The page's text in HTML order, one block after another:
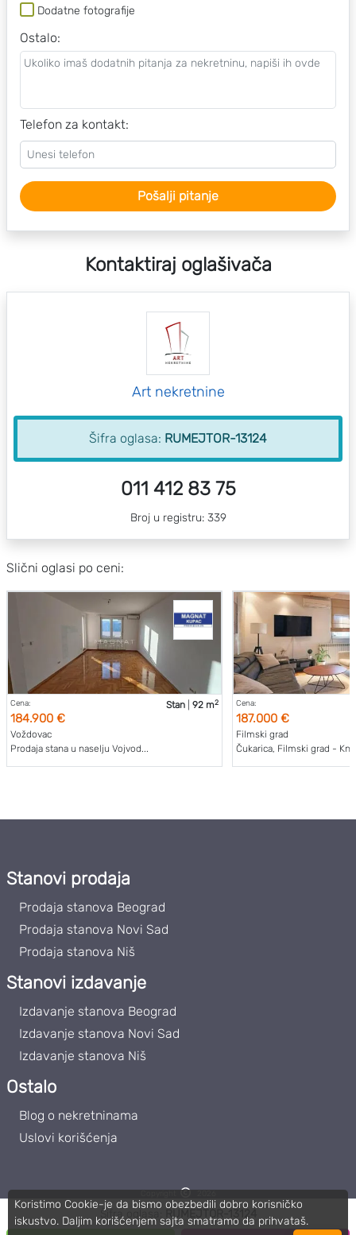
Šifra oglasa: RUMEJTOR-13124
Dodatne fotografije
Ostalo:
Telefon za kontakt:
Pošalji pitanje
Kontaktiraj oglašivača
Art nekretnine
Šifra oglasa: RUMEJTOR-13124
011 412 83 75
Broj u registru: 339
Slični oglasi po ceni:
Cena:
184.900 €
Stan 92 m2
Voždovac
Prodaja stana u naselju Vojvod...
Cena:
187.000 €
Filmski grad
Čukarica, Filmski grad -
Stanovi prodaja
Prodaja stanova Beograd
Prodaja stanova Novi Sad
Prodaja stanova Niš
Stanovi izdavanje
Izdavanje stanova Beograd
Izdavanje stanova Novi Sad
Izdavanje stanova Niš
Ostalo
Blog o nekretninama
Uslovi korišćenja
Roommateor | PIB: 111859102
Koristimo Cookie-je da bismo obezbedili dobro korisničko
iskustvo. Daljim korišćenjem sajta smatramo da prihvataš.